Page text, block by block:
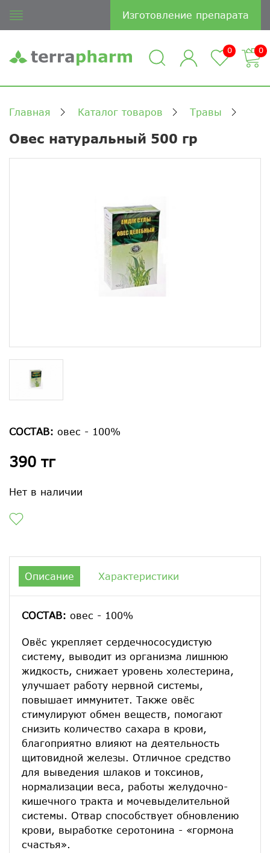
Изготовление препарата
0 0
Главная Каталог товаров Травы
Овес натуральный 500 гр
СОСТАВ: овес - 100%
390 тг
Нет в наличии
Описание Характеристики
СОСТАВ: овес - 100%
Овёс укрепляет сердечнососудистую
систему, выводит из организма лишнюю
жидкость, снижает уровень холестерина,
улучшает работу нервной системы,
повышает иммунитет. Также овёс
стимулируют обмен веществ, помогают
снизить количество сахара в крови,
благоприятно влияют на деятельность
щитовидной железы. Отличное средство
для выведения шлаков и токсинов,
нормализации веса, работы желудочно-
кишечного тракта и мочевыделительной
системы. Отвар способствует обновлению
крови, выработке серотонина - «гормона
счастья».